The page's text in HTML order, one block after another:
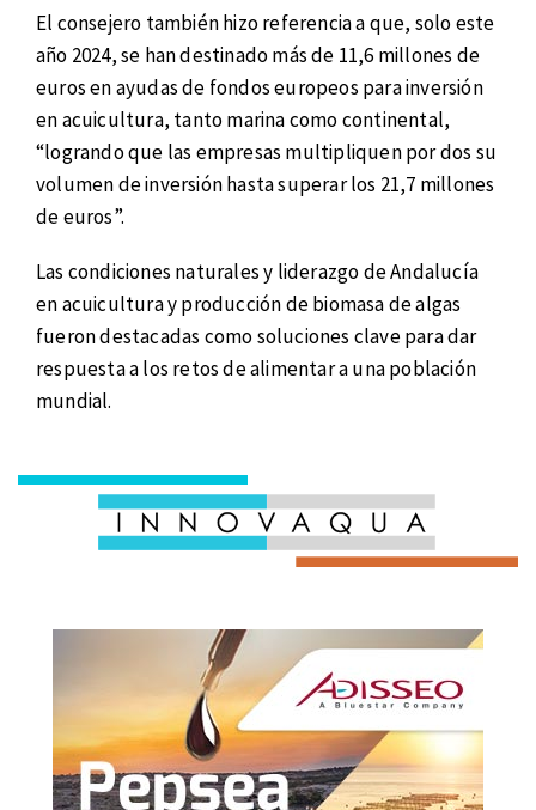
El consejero también hizo referencia a que, solo este
año 2024, se han destinado más de 11,6 millones de
euros en ayudas de fondos europeos para inversión
en acuicultura, tanto marina como continental,
“logrando que las empresas multipliquen por dos su
volumen de inversión hasta superar los 21,7 millones
de euros”.
Las condiciones naturales y liderazgo de Andalucía
en acuicultura y producción de biomasa de algas
fueron destacadas como soluciones clave para dar
respuesta a los retos de alimentar a una población
mundial.